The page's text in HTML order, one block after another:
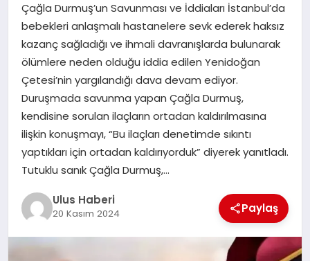
TEKNOLOJI
MAGAZIN
YAŞAM
Çağla Durmuş’un Savunması ve İddiaları İstanbul’da
bebekleri anlaşmalı hastanelere sevk ederek haksız
kazanç sağladığı ve ihmali davranışlarda bulunarak
ölümlere neden olduğu iddia edilen Yenidoğan
Çetesi’nin yargılandığı dava devam ediyor.
Duruşmada savunma yapan Çağla Durmuş,
kendisine sorulan ilaçların ortadan kaldırılmasına
ilişkin konuşmayı, “Bu ilaçları denetimde sıkıntı
yaptıkları için ortadan kaldırıyorduk” diyerek yanıtladı.
Tutuklu sanık Çağla Durmuş,…
Ulus Haberi
20 Kasım 2024 Paylaş